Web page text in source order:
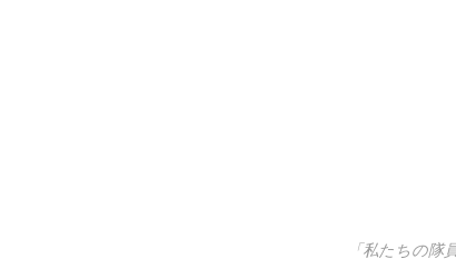
「私たちの